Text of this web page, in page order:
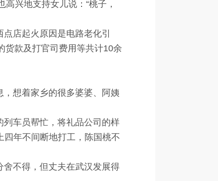
兴地支持女儿说：“桃子，
店起火原因是电路老化引
货款及打官司费用等共计10余
想着家乡的很多婆婆、阿姨
车员帮忙，将礼品公司的样
年不间断地打工，陈国桃不
不得，但丈夫在武汉发展得